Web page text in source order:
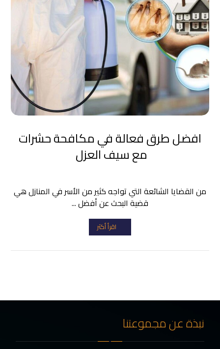
افضل طرق فعالة في مكافحة حشرات
مع سيف العزل
من القضايا الشائعة التي تواجه كثير من الأسر في المنازل هي
قضية البحث عن أفضل ...
اقرأ أكثر
نبذة عن مجموعتنا